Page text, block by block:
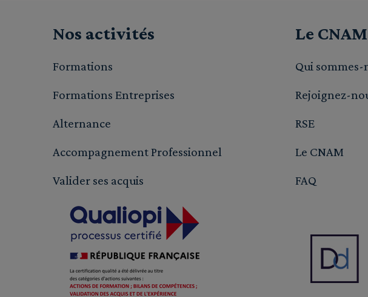
Nos activités
Formations
Formations Entreprises
Alternance
Accompagnement Professionnel
Valider ses acquis
Le
Qui sommes-
Rejoignez-
RSE
Le CNAM
FAQ